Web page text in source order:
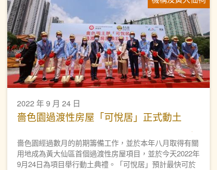
2022 年 9 月 24 日
嗇色園過渡性房屋「可悅居」正式動土
嗇色園經過數月的前期籌備工作，並於本年八月取得有關
用地成為黃大仙區首個過渡性房屋項目，並於今天2022年
9月24日為項目舉行動土典禮。「可悅居」預計最快可於